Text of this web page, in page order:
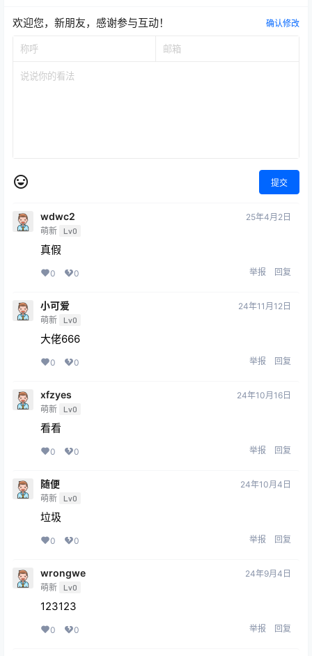
欢迎您，新朋友，感谢参与互动！ 确认修改
提交
wdwc2
萌新 Lv0
25年4月2日
真假
0 0 举报 回复
小可爱
萌新 Lv0
24年11月12日
大佬666
0 0 举报 回复
xfzyes
萌新 Lv0
24年10月16日
看看
0 0 举报 回复
随便
萌新 Lv0
24年10月4日
垃圾
0 0 举报 回复
wrongwe
萌新 Lv0
24年9月4日
123123
0 0 举报 回复